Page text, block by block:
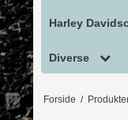
MC Handsker
Motorcykel
MC
Harley
Falcon
Diverse
Forside /